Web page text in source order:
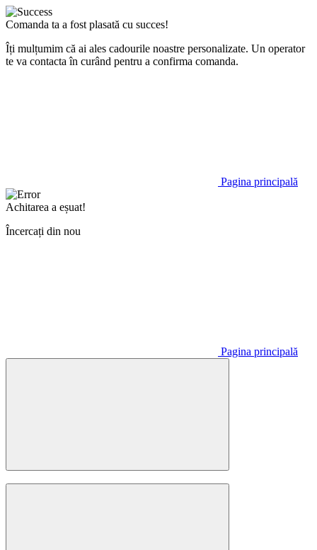
Comanda ta a fost plasată cu succes!
Îți mulțumim că ai ales cadourile noastre personalizate. Un operator
te va contacta în curând pentru a confirma comanda.
Pagina principală
Achitarea a eșuat!
Încercați din nou
Pagina principală